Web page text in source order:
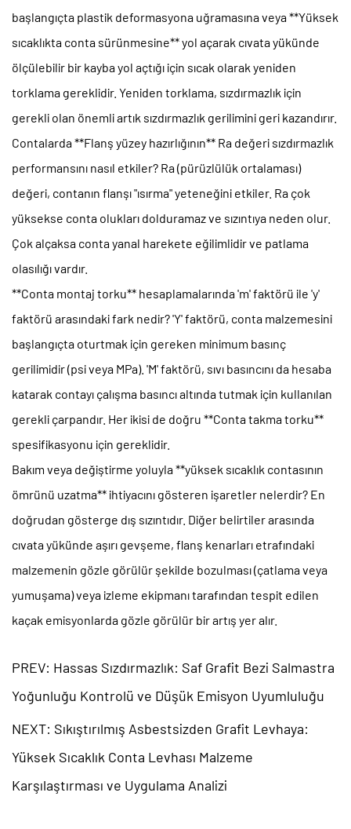
başlangıçta plastik deformasyona uğramasına veya **Yüksek
sıcaklıkta conta sürünmesine** yol açarak cıvata yükünde
ölçülebilir bir kayba yol açtığı için sıcak olarak yeniden
torklama gereklidir. Yeniden torklama, sızdırmazlık için
gerekli olan önemli artık sızdırmazlık gerilimini geri kazandırır.
Contalarda **Flanş yüzey hazırlığının** Ra değeri sızdırmazlık
performansını nasıl etkiler? Ra (pürüzlülük ortalaması)
değeri, contanın flanşı "ısırma" yeteneğini etkiler. Ra çok
yüksekse conta olukları dolduramaz ve sızıntıya neden olur.
Çok alçaksa conta yanal harekete eğilimlidir ve patlama
olasılığı vardır.
**Conta montaj torku** hesaplamalarında 'm' faktörü ile 'y'
faktörü arasındaki fark nedir?'Y' faktörü, conta malzemesini
başlangıçta oturtmak için gereken minimum basınç
gerilimidir (psi veya MPa). 'M' faktörü, sıvı basıncını da hesaba
katarak contayı çalışma basıncı altında tutmak için kullanılan
gerekli çarpandır. Her ikisi de doğru **Conta takma torku**
spesifikasyonu için gereklidir.
Bakım veya değiştirme yoluyla **yüksek sıcaklık contasının
ömrünü uzatma** ihtiyacını gösteren işaretler nelerdir? En
doğrudan gösterge dış sızıntıdır. Diğer belirtiler arasında
cıvata yükünde aşırı gevşeme, flanş kenarları etrafındaki
malzemenin gözle görülür şekilde bozulması (çatlama veya
yumuşama) veya izleme ekipmanı tarafından tespit edilen
kaçak emisyonlarda gözle görülür bir artış yer alır.
PREV: Hassas Sızdırmazlık: Saf Grafit Bezi Salmastra
Yoğunluğu Kontrolü ve Düşük Emisyon Uyumluluğu
NEXT: Sıkıştırılmış Asbestsizden Grafit Levhaya:
Yüksek Sıcaklık Conta Levhası Malzeme
Karşılaştırması ve Uygulama Analizi